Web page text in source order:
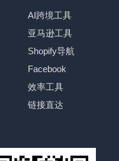
AI跨境工具
亚马逊工具
Shopify导航
Facebook
效率工具
链接直达